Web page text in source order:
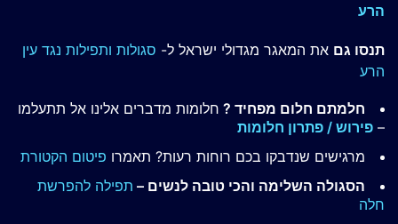
הרע
תנסו גם את המאגר מגדולי ישראל ל- סגולות ותפילות נגד עין
הרע
חלמתם חלום מפחיד ? חלומות מדברים אלינו אל תתעלמו
– פירוש / פתרון חלומות
מרגישים שנדבקו בכם רוחות רעות? תאמרו פיטום הקטורת
הסגולה השלימה והכי טובה לנשים – תפילה להפרשת
חלה